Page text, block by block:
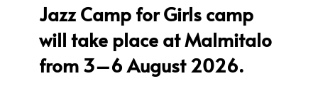
Jazz Camp for Girls camp
will take place at Malmitalo
from 3–6 August 2026.